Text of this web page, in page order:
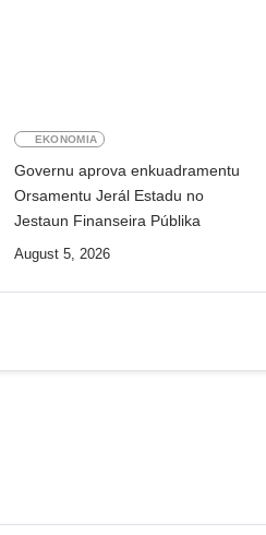
EKONOMIA
Governu aprova enkuadramentu
Orsamentu Jerál Estadu no
Jestaun Finanseira Públika
August 5, 2026